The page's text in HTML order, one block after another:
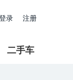
录 注册
二手车